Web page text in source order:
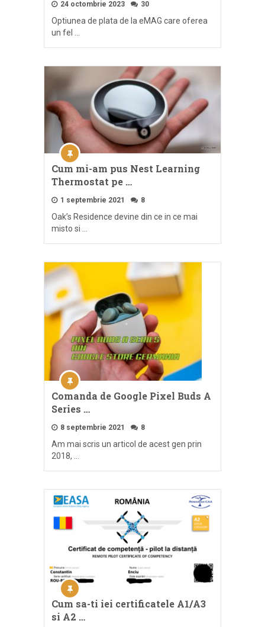
24 octombrie 2023 30
Optiunea de plata de la eMAG care oferea
un fel …
Cum mi-am pus Nest Learning
Thermostat pe …
1 septembrie 2021 8
Oak’s Residence devine din ce in ce mai
misto si …
Comanda de Google Pixel Buds A
Series …
8 septembrie 2021 8
Am mai scris un articol de acest gen prin
2018, …
Cum sa-ti iei certificatele A1/A3
si A2 …